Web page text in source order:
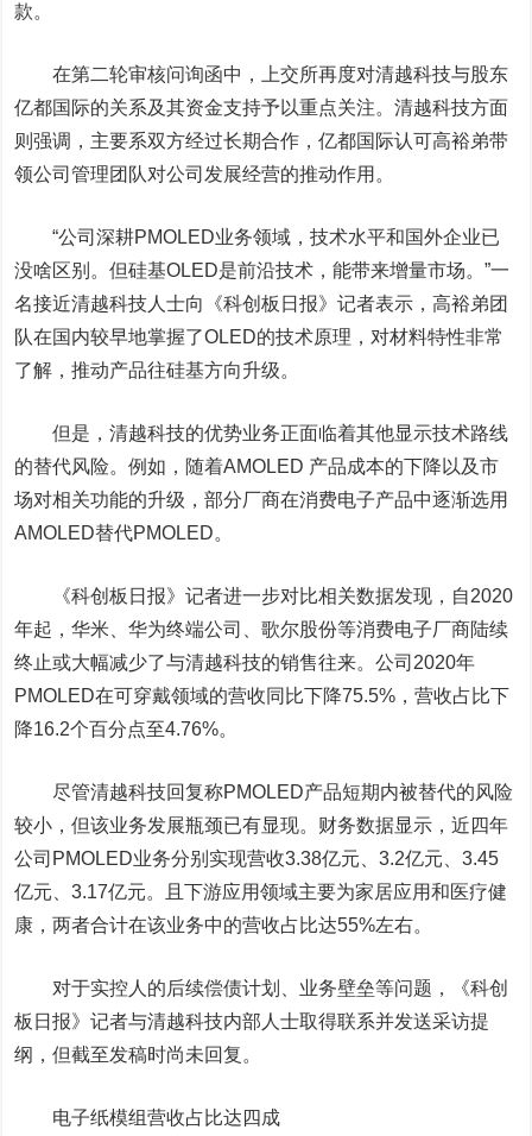
款。
在第二轮审核问询函中，上交所再度对清越科技与股东
亿都国际的关系及其资金支持予以重点关注。清越科技方面
则强调，主要系双方经过长期合作，亿都国际认可高裕弟带
领公司管理团队对公司发展经营的推动作用。
“公司深耕PMOLED业务领域，技术水平和国外企业已
没啥区别。但硅基OLED是前沿技术，能带来增量市场。”一
名接近清越科技人士向《科创板日报》记者表示，高裕弟团
队在国内较早地掌握了OLED的技术原理，对材料特性非常
了解，推动产品往硅基方向升级。
但是，清越科技的优势业务正面临着其他显示技术路线
的替代风险。例如，随着AMOLED 产品成本的下降以及市
场对相关功能的升级，部分厂商在消费电子产品中逐渐选用
AMOLED替代PMOLED。
《科创板日报》记者进一步对比相关数据发现，自2020
年起，华米、华为终端公司、歌尔股份等消费电子厂商陆续
终止或大幅减少了与清越科技的销售往来。公司2020年
PMOLED在可穿戴领域的营收同比下降75.5%，营收占比下
降16.2个百分点至4.76%。
尽管清越科技回复称PMOLED产品短期内被替代的风险
较小，但该业务发展瓶颈已有显现。财务数据显示，近四年
公司PMOLED业务分别实现营收3.38亿元、3.2亿元、3.45
亿元、3.17亿元。且下游应用领域主要为家居应用和医疗健
康，两者合计在该业务中的营收占比达55%左右。
对于实控人的后续偿债计划、业务壁垒等问题，《科创
板日报》记者与清越科技内部人士取得联系并发送采访提
纲，但截至发稿时尚未回复。
电子纸模组营收占比达四成